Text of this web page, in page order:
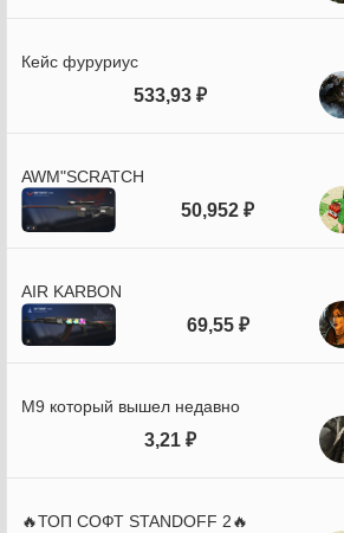
Кейс фуруриус
533,93 ₽
AWM"SCRATCH
50,952 ₽
AIR KARBON
69,55 ₽
М9 который вышел недавно
3,21 ₽
🔥ТОП СОФТ STANDOFF 2🔥